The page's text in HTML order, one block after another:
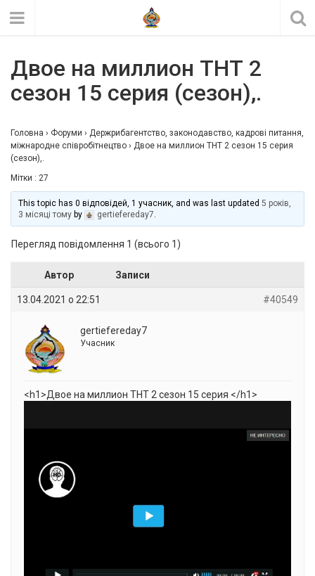
Двое на миллион ТНТ 2
cезон 15 серия (сезон),.
Головна › Форуми › Держрибагентство, законодавство, кадрові питання,
міжнародне співробітнецтво › Двое на миллион ТНТ 2 cезон 15 серия
(сезон),.
Мітки : 27
This topic has 0 відповідей, 1 учасник, and was last updated5 років,
3 місяці тому by gertiefereday7.
Перегляд повідомлення 1 (всього 1)
Автор Записи
13.04.2021 о 22:51 #40549
gertiefereday7
Учасник
<h1>Двое на миллион ТНТ 2 cезон 15 серия </h1>